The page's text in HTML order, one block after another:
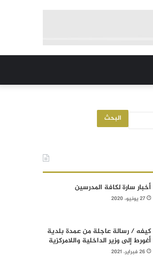
البحث
أخبار سارة لكافة المدرسين
27 يونيو، 2020
كيفه / رسالة عاجلة من عمدة بلدية
أغورط إلى وزير الداخلية واللامركزية
26 فبراير، 2021